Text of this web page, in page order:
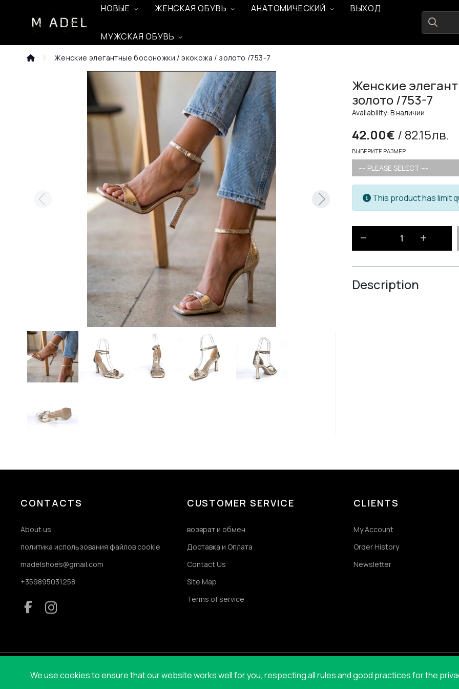
НОВЫЕ ЖЕНСКАЯ ОБУВЬ
МУЖСКАЯ ОБУВЬ
АНАТОМИЧЕСКИЙ ВЫХОД
Женские элегантные босоножки / экокожа / золото /753-7
Женские
золото /753-7
Availability: В наличии
42.00€ / 82.15лв.
ВЫБЕРИТЕ РАЗМЕР
--- PLEASE SELECT ---
This product has limit
Description
We use cookies to ensure that our website works well for you, respecting all rules and good practices for the
CONTACTS
About us
политика использования файлов cookie
madelshoes@gmail.com
+359895031258
CUSTOMER SERVICE
возврат и обмен
Доставка и Оплата
Contact Us
Site Map
Terms of service
CLIENTS
My Account
Order History
Newsletter